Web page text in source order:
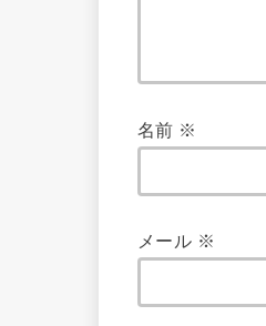
名前 ※
メール ※